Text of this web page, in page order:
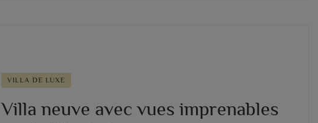
VILLA DE LUXE
Villa neuve avec vues imprenables